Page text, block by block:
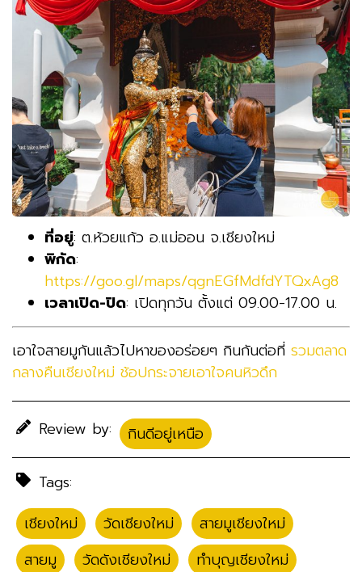
ที่อยู่: ต.ห้วยแก้ว อ.แม่ออน จ.เชียงใหม่
พิกัด:
https://goo.gl/maps/qgnEGfMdfdYTQxAg8
เวลาเปิด-ปิด: เปิดทุกวัน ตั้งแต่ 09.00-17.00 น.
เอาใจสายมูกันแล้วไปหาของอร่อยๆ กินกันต่อที่ รวมตลาด
กลางคืนเชียงใหม่ ช้อปกระจายเอาใจคนหิวดึก
Review by: กินดีอยู่เหนือ
Tags:
เชียงใหม่
วัดเชียงใหม่ สายมูเชียงใหม่
สายมู
วัดดังเชียงใหม่ ทำบุญเชียงใหม่